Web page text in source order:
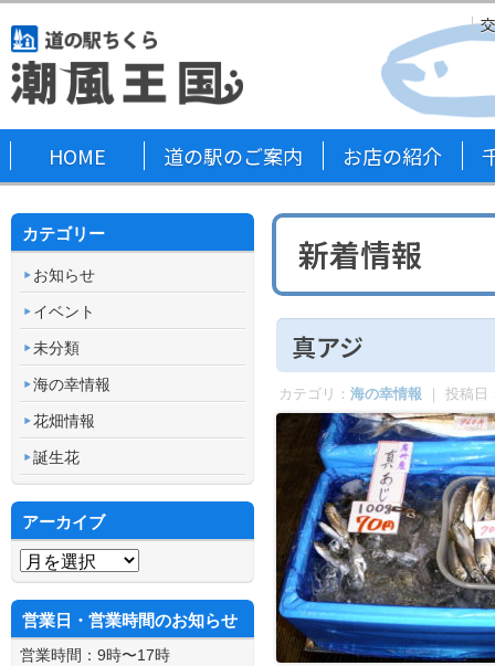
HOME 道の駅のご案内 お店の紹介
新着情報
真アジ
カテゴリ： 海の幸情報 ｜ 投稿日
カテゴリー
お知らせ
イベント
未分類
海の幸情報
花畑情報
誕生花
アーカイブ
アーカイブ
営業日・営業時間のお知らせ
営業時間：9時〜17時